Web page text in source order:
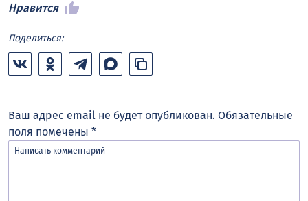
Нравится
Поделиться:
Ваш адрес email не будет опубликован. Обязательные
поля помечены *